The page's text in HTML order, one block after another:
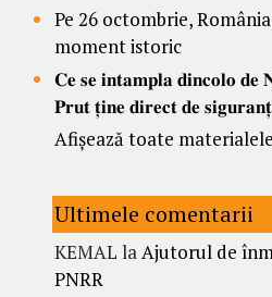
Pe 26 octombrie,
moment istoric
𝐂𝐞 𝐬𝐞 𝐢𝐧𝐭𝐚𝐦𝐩𝐥𝐚 𝐝𝐢𝐧𝐜𝐨𝐥𝐨 𝐝𝐞
𝐏𝐫𝐮𝐭 𝐭̦𝐢𝐧𝐞 𝐝𝐢𝐫𝐞𝐜𝐭 𝐝𝐞
Afișează toate
Ultimele comentarii
KEMAL laAjutorul de
PNRR